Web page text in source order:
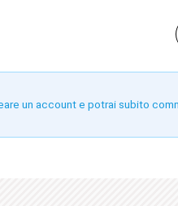
un account e potrai subito